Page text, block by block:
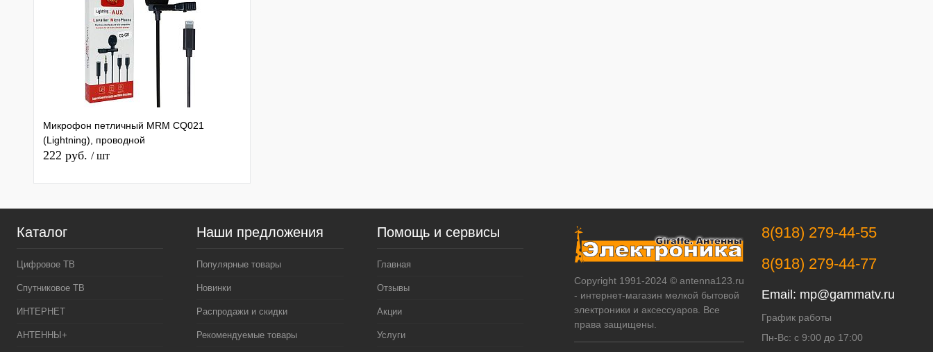
Микрофон петличный MRM CQ021
(Lightning), проводной
222 руб. / шт
Каталог
Цифровое ТВ
Спутниковое ТВ
ИНТЕРНЕТ
АНТЕННЫ+
Наши предложения
Популярные товары
Новинки
Распродажи и скидки
Рекомендуемые товары
Помощь и сервисы
Главная
Отзывы
Акции
Услуги
Copyright 1991-2024 © antenna123.ru
- интернет-магазин мелкой бытовой
электроники и аксессуаров. Все
права защищены.
8(918) 279-44-55
8(918) 279-44-77
Email: mp@gammatv.ru
График работы
Пн-Вс: с 9:00 до 17:00